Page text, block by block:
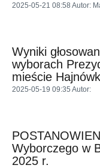
2025-05-21 08:58 Autor:
Wyniki
wyborach
mieście
2025-05-19 09:35 Autor:
Wyborczego w
2025 r.